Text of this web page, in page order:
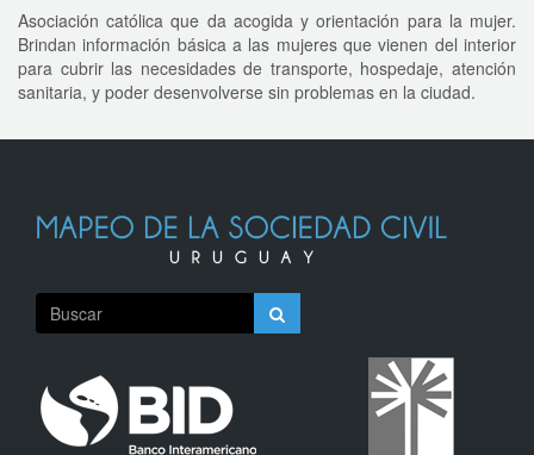
Asociación católica que da acogida y orientación para la mujer.
Brindan información básica a las mujeres que vienen del interior
para cubrir las necesidades de transporte, hospedaje, atención
sanitaria, y poder desenvolverse sin problemas en la ciudad.